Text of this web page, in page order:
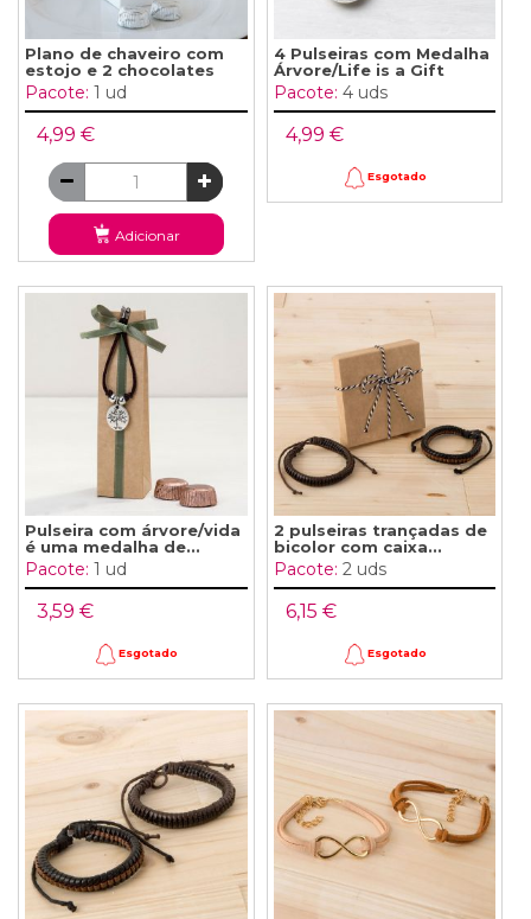
Plano de chaveiro com
estojo e 2 chocolates
Pacote: 1 ud
4,99 €
Adicionar
4 Pulseiras com Medalha
Árvore/Life is a Gift
Pacote: 4 uds
4,99 €
Esgotado
Pulseira com árvore/vida
é uma medalha de...
Pacote: 1 ud
3,59 €
Esgotado
2 pulseiras trançadas de
bicolor com caixa...
Pacote: 2 uds
6,15 €
Esgotado